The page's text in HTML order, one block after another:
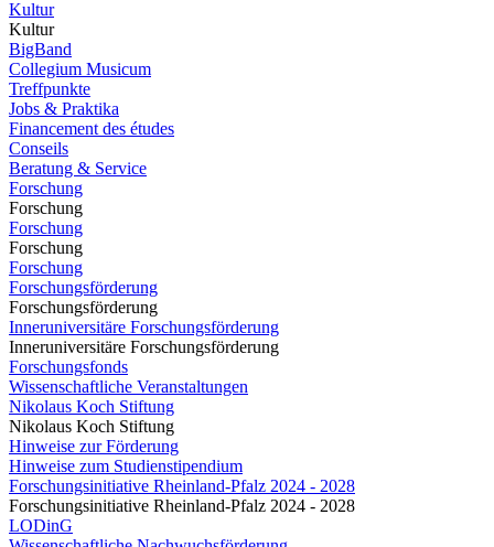
Kultur
Kultur
BigBand
Collegium Musicum
Treffpunkte
Jobs & Praktika
Financement des études
Conseils
Beratung & Service
Forschung
Forschung
Forschung
Forschung
Forschung
Forschungsförderung
Forschungsförderung
Inneruniversitäre Forschungsförderung
Inneruniversitäre Forschungsförderung
Forschungsfonds
Wissenschaftliche Veranstaltungen
Nikolaus Koch Stiftung
Nikolaus Koch Stiftung
Hinweise zur Förderung
Hinweise zum Studienstipendium
Forschungsinitiative Rheinland-Pfalz 2024 - 2028
Forschungsinitiative Rheinland-Pfalz 2024 - 2028
LODinG